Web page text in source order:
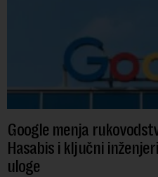
Google menja
Hasabis i ključni
uloge